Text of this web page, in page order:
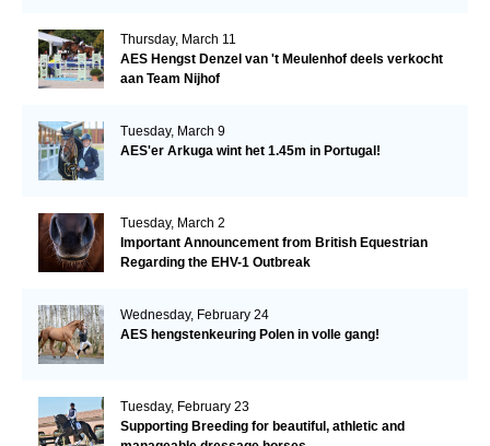
Thursday, March 11
AES Hengst Denzel van 't Meulenhof deels verkocht
aan Team Nijhof
Tuesday, March 9
AES'er Arkuga wint het 1.45m in Portugal!
Tuesday, March 2
Important Announcement from British Equestrian
Regarding the EHV-1 Outbreak
Wednesday, February 24
AES hengstenkeuring Polen in volle gang!
Tuesday, February 23
Supporting Breeding for beautiful, athletic and